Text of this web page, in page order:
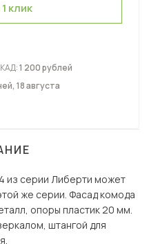
клик
1 200 рублей
18 августа
из серии Либерти может
же серии. Фасад комода
опоры пластик 20 мм.
штангой для